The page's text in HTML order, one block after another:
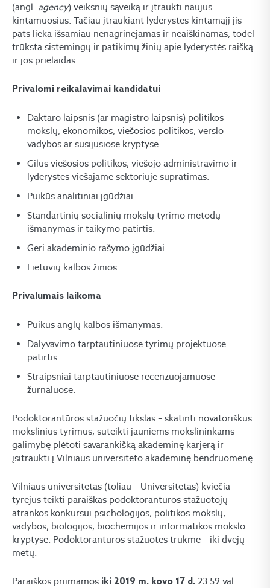
(angl. agency) veiksnių sąveiką ir įtraukti naujus
kintamuosius. Tačiau įtraukiant lyderystės kintamąjį jis
pats lieka išsamiau nenagrinėjamas ir neaiškinamas, todėl
trūksta sistemingų ir patikimų žinių apie lyderystės raišką
ir jos prielaidas.
Privalomi reikalavimai kandidatui
Daktaro laipsnis (ar magistro laipsnis) politikos
mokslų, ekonomikos, viešosios politikos, verslo
vadybos ar susijusiose kryptyse.
Gilus viešosios politikos, viešojo administravimo ir
lyderystės viešajame sektoriuje supratimas.
Puikūs analitiniai įgūdžiai.
Standartinių socialinių mokslų tyrimo metodų
išmanymas ir taikymo patirtis.
Geri akademinio rašymo įgūdžiai.
Lietuvių kalbos žinios.
Privalumais laikoma
Puikus anglų kalbos išmanymas.
Dalyvavimo tarptautiniuose tyrimų projektuose
patirtis.
Straipsniai tarptautiniuose recenzuojamuose
žurnaluose.
Podoktorantūros stažuočių tikslas – skatinti novatoriškus
mokslinius tyrimus, suteikti jauniems mokslininkams
galimybę plėtoti savarankišką akademinę karjerą ir
įsitraukti į Vilniaus universiteto akademinę bendruomenę.
Vilniaus universitetas (toliau – Universitetas) kviečia
tyrėjus teikti paraiškas podoktorantūros stažuotojų
atrankos konkursui psichologijos, politikos mokslų,
vadybos, biologijos, biochemijos ir informatikos mokslo
kryptyse. Podoktorantūros stažuotės trukmė – iki dvejų
metų.
Paraiškos priimamos iki 2019 m. kovo 17 d. 23:59 val.